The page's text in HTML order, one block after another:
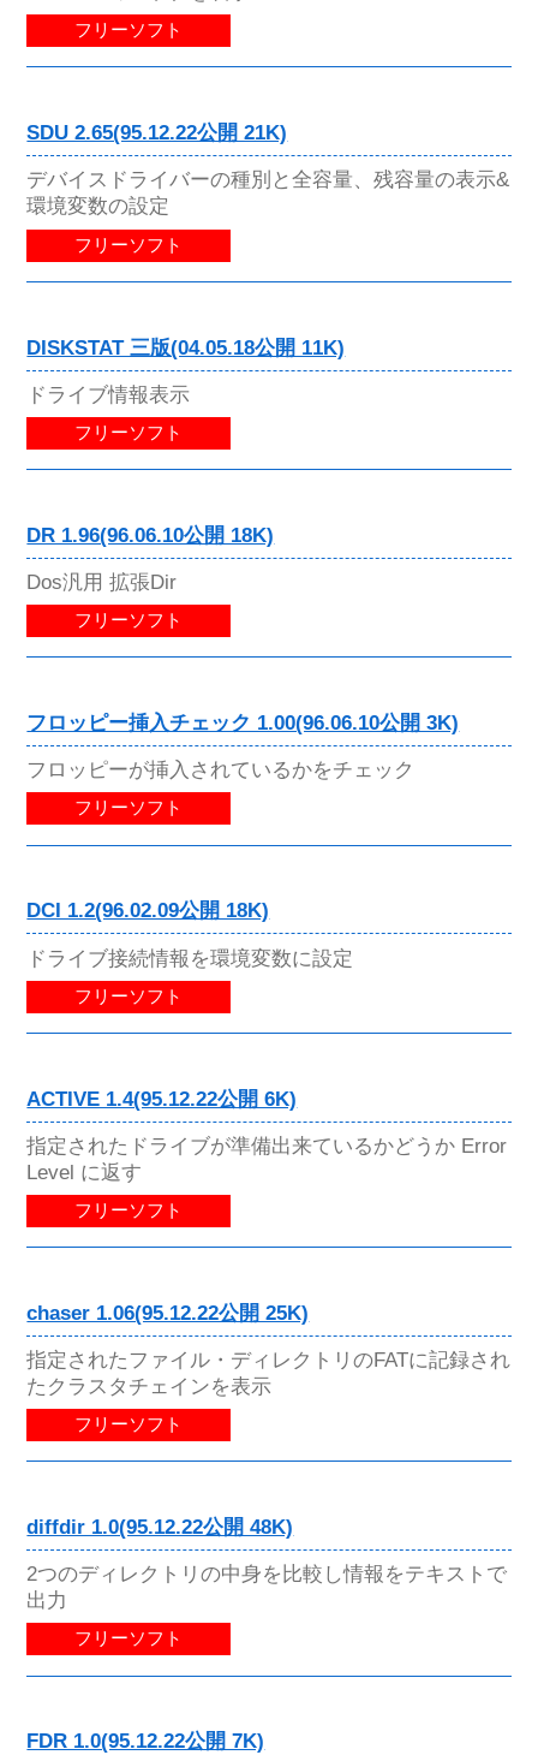
フリーソフト
SDU 2.65(95.12.22公開 21K)
デバイスドライバーの種別と全容量、残容量の表示&
環境変数の設定
フリーソフト
DISKSTAT 三版(04.05.18公開 11K)
ドライブ情報表示
フリーソフト
DR 1.96(96.06.10公開 18K)
Dos汎用 拡張Dir
フリーソフト
フロッピー挿入チェック 1.00(96.06.10公開 3K)
フロッピーが挿入されているかをチェック
フリーソフト
DCI 1.2(96.02.09公開 18K)
ドライブ接続情報を環境変数に設定
フリーソフト
ACTIVE 1.4(95.12.22公開 6K)
指定されたドライブが準備出来ているかどうか Error
Level に返す
フリーソフト
chaser 1.06(95.12.22公開 25K)
指定されたファイル・ディレクトリのFATに記録され
たクラスタチェインを表示
フリーソフト
diffdir 1.0(95.12.22公開 48K)
2つのディレクトリの中身を比較し情報をテキストで
出力
フリーソフト
FDR 1.0(95.12.22公開 7K)